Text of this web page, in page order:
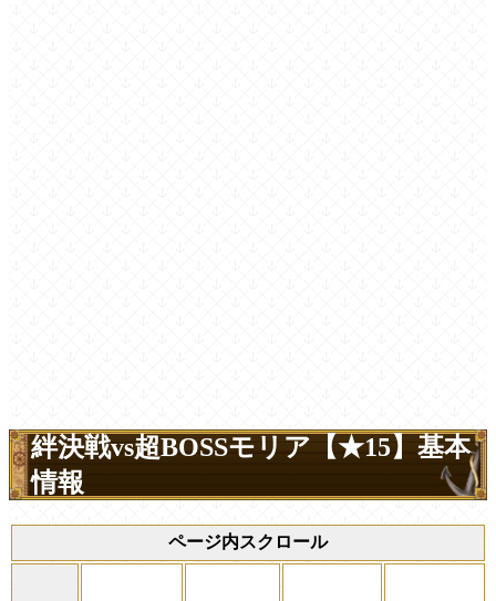
絆決戦vs超BOSSモリア【★15】基本
情報
ページ内スクロール